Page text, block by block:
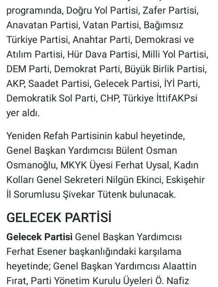
programında, Doğru Yol Partisi, Zafer Partisi,
Anavatan Partisi, Vatan Partisi, Bağımsız
Türkiye Partisi, Anahtar Parti, Demokrasi ve
Atılım Partisi, Hür Dava Partisi, Milli Yol Partisi,
DEM Parti, Demokrat Parti, Büyük Birlik Partisi,
AKP, Saadet Partisi, Gelecek Partisi, İYİ Parti,
Demokratik Sol Parti, CHP, Türkiye İttifAKPsi
yer aldı.
Yeniden Refah Partisinin kabul heyetinde,
Genel Başkan Yardımcısı Bülent Osman
Osmanoğlu, MKYK Üyesi Ferhat Uysal, Kadın
Kolları Genel Sekreteri Nilgün Ekinci, Eskişehir
İl Sorumlusu Şivekar Tütenk bulunacak.
GELECEK PARTİSİ
Gelecek Partisi Genel Başkan Yardımcısı
Ferhat Esener başkanlığındaki karşılama
heyetinde; Genel Başkan Yardımcısı Alaattin
Fırat, Parti Yönetim Kurulu Üyeleri Ö. Nafiz